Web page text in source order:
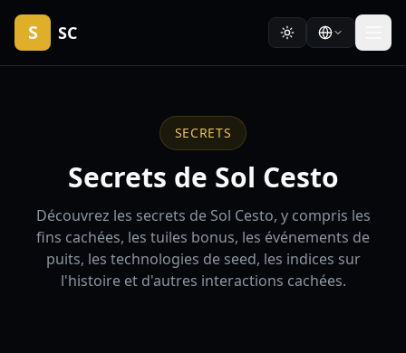
S SC
SECRETS
Secrets de Sol Cesto
Découvrez les secrets de Sol Cesto, y compris les
fins cachées, les tuiles bonus, les événements de
puits, les technologies de seed, les indices sur
l'histoire et d'autres interactions cachées.